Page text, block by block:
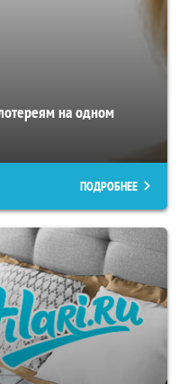
на одном
ПОДРОБНЕЕ